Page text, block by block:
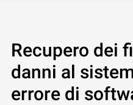
Recupero dei
danni al
errore di